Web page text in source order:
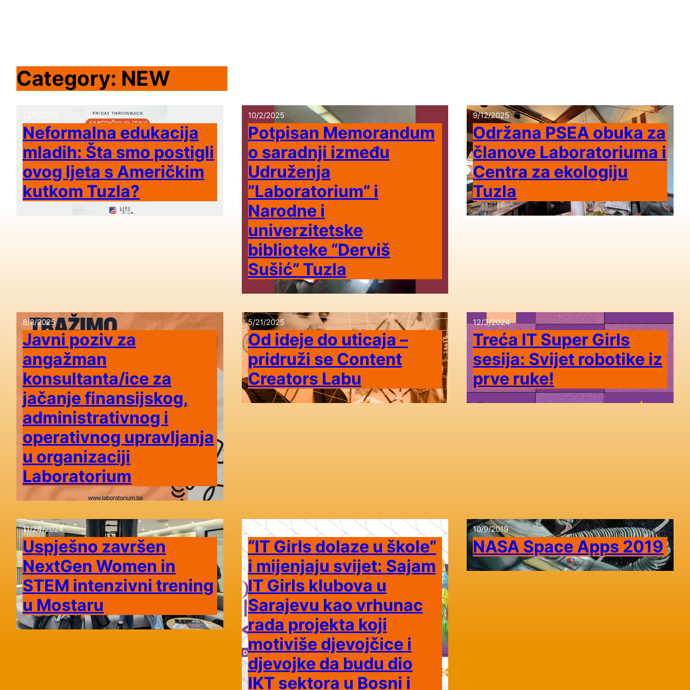
Category: NEW
Neformalna edukacija
mladih: Šta smo postigli
ovog ljeta s Američkim
kutkom Tuzla?
10/2/2025
Potpisan Memorandum
o saradnji između
Udruženja
”Laboratorium” i
Narodne i
univerzitetske
biblioteke “Derviš
Sušić” Tuzla
9/12/2025
Održana PSEA obuka za
članove Laboratoriuma i
Centra za ekologiju
Tuzla
8/8/2025
Javni poziv za
angažman
konsultanta/ice za
jačanje finansijskog,
administrativnog i
operativnog upravljanja
u organizaciji
Laboratorium
5/21/2025
Od ideje do uticaja –
pridruži se Content
Creators Labu
12/3/2024
Treća IT Super Girls
sesija: Svijet robotike iz
prve ruke!
11/24/2024
Uspješno završen
NextGen Women in
STEM intenzivni trening
u Mostaru
4/24/2023
“IT Girls dolaze u škole”
i mijenjaju svijet: Sajam
IT Girls klubova u
Sarajevu kao vrhunac
rada projekta koji
motiviše djevojčice i
djevojke da budu dio
IKT sektora u Bosni i
10/9/2019
NASA Space Apps 2019